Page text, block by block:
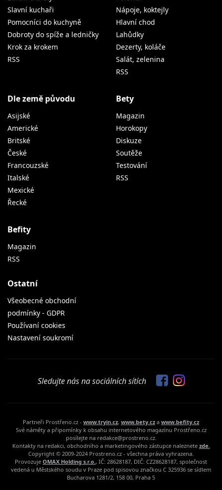
Slavní kuchaři
Pomocníci do kuchyně
Dobroty do spíže a ledničky
Krok za krokem
RSS
Nápoje, koktejly
Hlavní chod
Lahůdky
Dezerty, koláče
Salát, zelenina
RSS
Dle země původu
Asijské
Americké
Britské
České
Francouzské
Italské
Mexické
Řecké
Bety
Magazin
Horokopy
Diskuze
Soutěže
Testování
RSS
Befity
Magazin
RSS
Ostatní
Všeobecné obchodní
podmínky - GDPR
Používaní cookies
Nastavení soukromí
Sledujte nás na sociálních sítích
Partneři Prostřeno.cz - www.tryin.cz, www.bety.cz a www.befity.cz
Své náměty a připomínky k obsahu internetového magazínu Prostřeno.cz
posílejte na redakce@prostreno.cz.
Kontakty na redakci, obchodního a marketingového zástupce naleznete zde.
Copyright © 2009-2024 Prostreno.cz - všechna práva vyhrazena.
Provozuje OMAX Holding s.r.o., IČ: 28628187, DIČ: CZ28628187, společnost
vedená u Městského soudu v Praze pod spisovou značkou C 325936 se sídlem
Bucharova 1281/2, 158 00, Praha 5